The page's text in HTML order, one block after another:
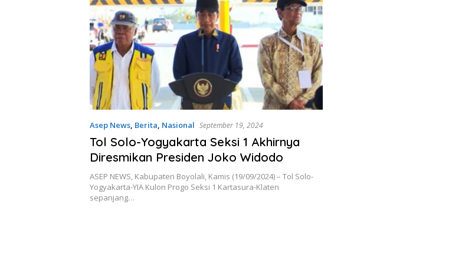
Asep News, Berita, Nasional September 19, 2024
Tol Solo-Yogyakarta Seksi 1 Akhirnya
Diresmikan Presiden Joko Widodo
ASEP NEWS, Kabupaten Boyolali, Kamis (19/09/2024) – Tol Solo-
Yogyakarta-YIA Kulon Progo Seksi 1 Kartasura-Klaten
sepanjang…